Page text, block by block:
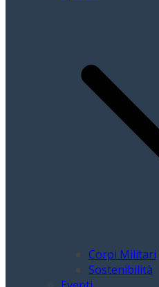
Corpi Militari
Sostenibilità